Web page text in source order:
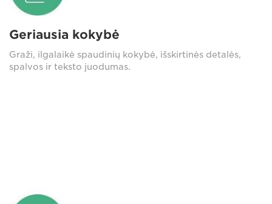
Geriausia kokybė
Graži, ilgalaikė spaudinių kokybė, išskirtinės detalės,
spalvos ir teksto juodumas.